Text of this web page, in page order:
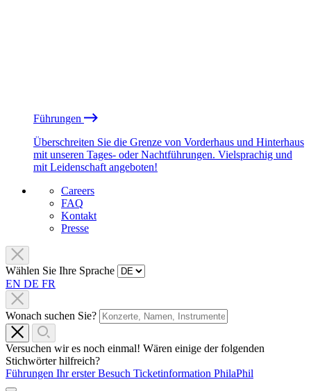
Führungen
Überschreiten Sie die Grenze von Vorderhaus und Hinterhaus
mit unseren Tages- oder Nachtführungen. Vielsprachig und
mit Leidenschaft angeboten!
Careers
FAQ
Kontakt
Presse
Wählen Sie Ihre Sprache
EN DE FR
Wonach suchen Sie?
Versuchen wir es noch einmal! Wären einige der folgenden
Stichwörter hilfreich?
Führungen Ihr erster Besuch Ticketinformation PhilaPhil